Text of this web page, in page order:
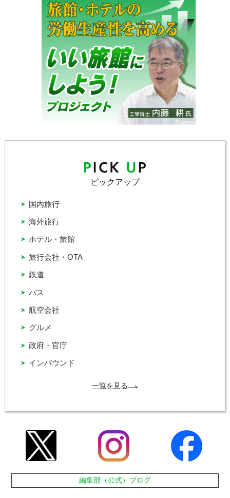
ピックアップ
インバウンド
グルメ
バス
ホテル・旅館
国内旅行
政府・官庁
旅行会社・OTA
海外旅行
航空会社
鉄道
一覧を見る
編集部（公式）ブログ